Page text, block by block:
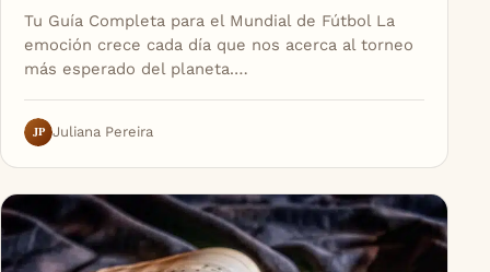
Tu Guía Completa para el Mundial de Fútbol La
emoción crece cada día que nos acerca al torneo
más esperado del planeta.…
JP Juliana Pereira